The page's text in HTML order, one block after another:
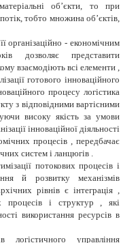
об’єкти, то при
тобто множина об’єктів,
організаційно - економічним
дозволяє представити
взаємодіють всі елементи ,
готового інноваційного
процесу логістика
з відповідними вартісними
високу якість за умови
інноваційної діяльності
процесів , передбачає
систем і ланцюгів .
потокових процесів і
й розвитку механізмів
рівнів є інтеграція ,
процесів і структур , які
використання ресурсів в
управління